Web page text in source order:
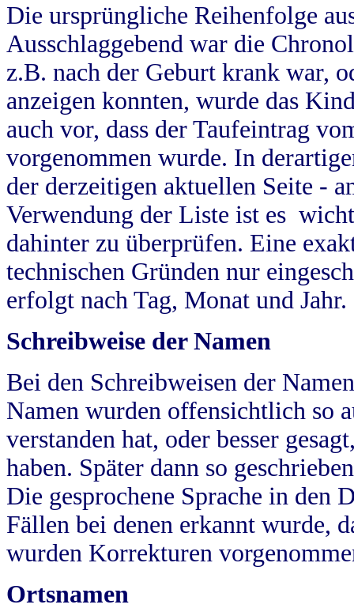
Die ursprüngliche Reihenfolge
Ausschlaggebend war die
z.B. nach der Geburt krank war,
anzeigen konnten, wurde das
auch vor, dass der Taufeintrag
vorgenommen wurde. In
der derzeitigen aktuellen Seite -
Verwendung der Liste ist es
dahinter zu überprüfen. Eine
technischen Gründen nur
erfolgt nach Tag, Monat und Jahr.
Schreibweise der Namen
Bei den Schreibweisen der
Namen wurden offensichtlich so
verstanden hat, oder besser
haben. Später dann so
Die gesprochene Sprache in
Fällen bei denen erkannt wurde,
wurden Korrekturen
Ortsnamen